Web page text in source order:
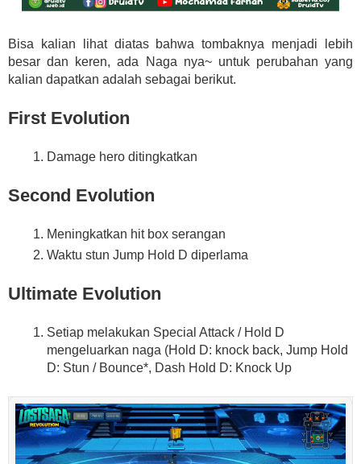
Bisa kalian lihat diatas bahwa tombaknya menjadi lebih
besar dan keren, ada Naga nya~ untuk perubahan yang
kalian dapatkan adalah sebagai berikut.
First Evolution
Damage hero ditingkatkan
Second Evolution
Meningkatkan hit box serangan
Waktu stun Jump Hold D diperlama
Ultimate Evolution
Setiap melakukan Special Attack / Hold D
mengeluarkan naga (Hold D: knock back, Jump Hold
D: Stun / Bounce*, Dash Hold D: Knock Up